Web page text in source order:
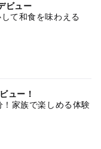
ビュー
て和食を味わえる
ュー！
家族で楽しめる体験